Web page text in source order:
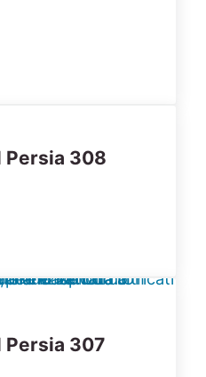
Persia 308
Persia 307